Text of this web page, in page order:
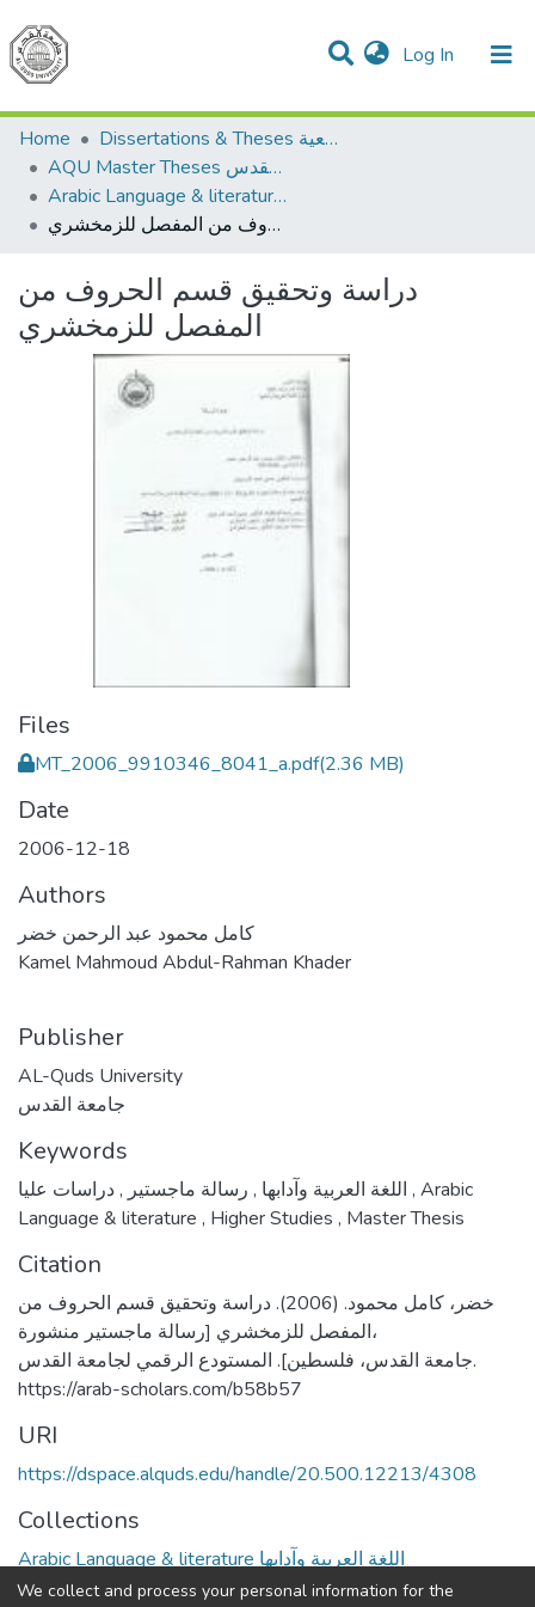
Log In (current)
Communities & Collections
All of DSpace
Home
Dissertations & Theses الرسائل الجامعية
AQU Master Theses الرسائل الجامعية الخاصة بجامعة القدس
Arabic Language & literature اللغة العربية وآدابها
دراسة وتحقيق قسم الحروف من المفصل للزمخشري
دراسة وتحقيق قسم الحروف من
المفصل للزمخشري
Files
MT_2006_9910346_8041_a.pdf(2.36 MB)
Date
2006-12-18
Authors
كامل محمود عبد الرحمن خضر
Kamel Mahmoud Abdul-Rahman Khader
Publisher
AL-Quds University
جامعة القدس
Keywords
اللغة العربية وآدابها , رسالة ماجستير , , Arabic
Language & literature , Higher Studies , Master Thesis
Citation
خضر، كامل محمود. (2006). دراسة وتحقيق قسم الحروف من
المفصل للزمخشري [رسالة ماجستير منشورة،
جامعة القدس، فلسطين]. المستودع الرقمي لجامعة القدس.
https://arab-scholars.com/b58b57
URI
https://dspace.alquds.edu/handle/20.500.12213/4308
Collections
Arabic Language & literature اللغة العربية وآدابها
We collect and process your personal information for the